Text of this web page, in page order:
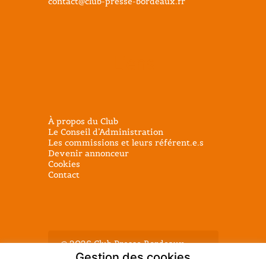
À propos du Club
Le Conseil d’Administration
Les commissions et leurs référent.e.s
Devenir annonceur
Cookies
Contact
@ 2026 Club Presse Bordeaux -
Tous droits réservés - Mentions